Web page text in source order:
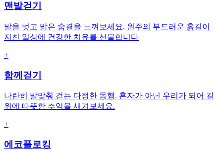
맨발걷기
발을 벗고 맑은 숨결을 느껴보세요. 원주의 부드러운 흙길이
지친 일상에 건강한 치유를 선물합니다
+
함께걷기
나란히 발맞춰 걷는 다정한 동행. 혼자가 아닌 우리가 되어 길
위에 따뜻한 추억을 새겨보세요.
+
에코플로킹